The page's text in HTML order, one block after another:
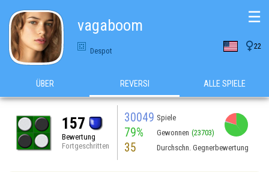
vagaboom
Despot 22
☰
ÜBER REVERSI ALLE SPIELE
157
Bewertung
Fortgeschritten
30049 Spiele
79% Gewonnen (23703)
35 Durchschn. Gegnerbewertung